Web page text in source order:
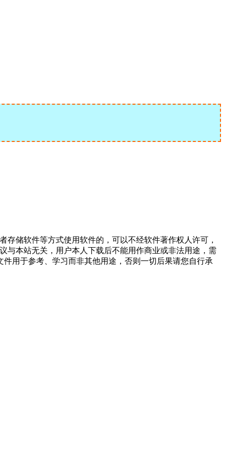
储软件等方式使用软件的，可以不经软件著作权人许可，
与本站无关，用户本人下载后不能用作商业或非法用途，需
用于参考、学习而非其他用途，否则一切后果请您自行承